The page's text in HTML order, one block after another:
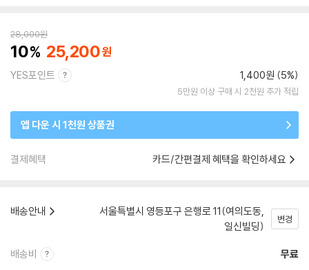
28,000원
10 25,200
YES포인트 1,400원 (5%)
5만원 이상 구매 시 2천원 추가 적립
앱 다운 시 1천원 상품권
결제혜택 카드/간편결제 혜택을 확인하세요
배송안내
서울특별시 영등포구 은행로 11(여의도동,
일신빌딩)
변경
배송비 무료